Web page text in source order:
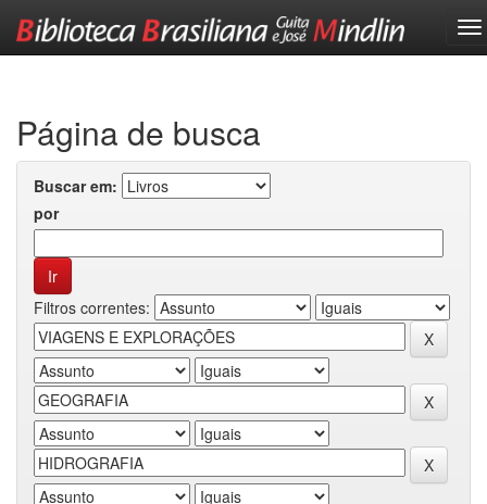
Página de busca
Buscar em:
por
Filtros correntes: